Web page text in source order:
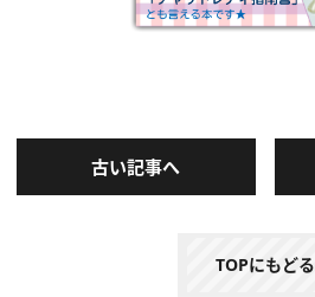
古い記事へ
TOPにもどる